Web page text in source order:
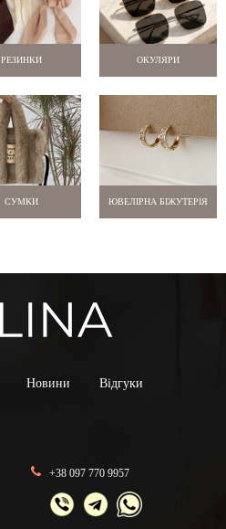
РЕЗИНКИ ОКУЛЯРИ
СУМКИ ЮВЕЛІРНА БІЖУТЕРІЯ
Новини Відгуки
+38 097 770 9957